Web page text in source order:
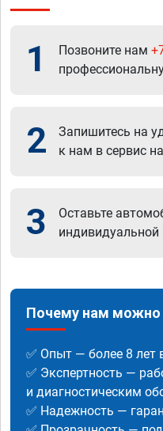
1 Позвоните нам
2
Запишитесь на
к нам в сервис
3
Оставьте
индивидуальной
Почему нам можно
✅ Опыт — более 8 лет
✅ Экспертность —
и диагностическим
✅ Надежность —